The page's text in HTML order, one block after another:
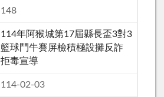
148
114年阿猴城第17屆縣長盃3對3
籃球鬥牛賽屏檢積極設攤反詐
拒毒宣導
114-02-03